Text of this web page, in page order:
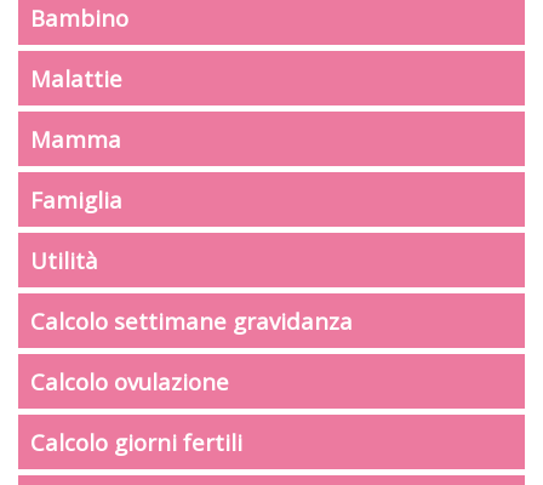
Bambino
Malattie
Mamma
Famiglia
Utilità
Calcolo settimane gravidanza
Calcolo ovulazione
Calcolo giorni fertili